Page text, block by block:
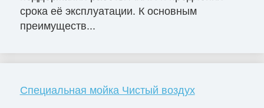
срока её эксплуатации. К основным
преимуществ...
Специальная мойка Чистый воздух